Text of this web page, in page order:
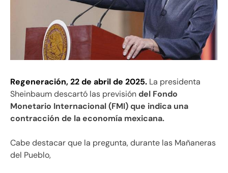
Regeneración, 22 de abril de 2025. La presidenta
Sheinbaum descartó las previsióndel Fondo
Monetario Internacional (FMI) que indica una
contracción de la economía mexicana.
Cabe destacar que la pregunta, durante las Mañaneras
del Pueblo,